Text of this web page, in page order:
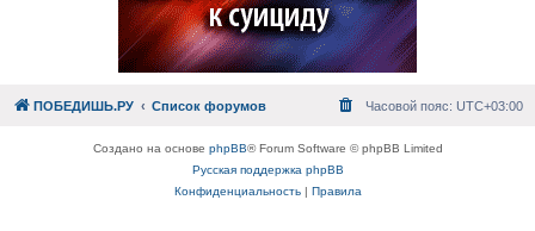
ПОБЕДИШЬ.РУ Список форумов Часовой пояс: UTC+03:00
Создано на основе phpBB® Forum Software © phpBB Limited
Русская поддержка phpBB
Конфиденциальность| Правила